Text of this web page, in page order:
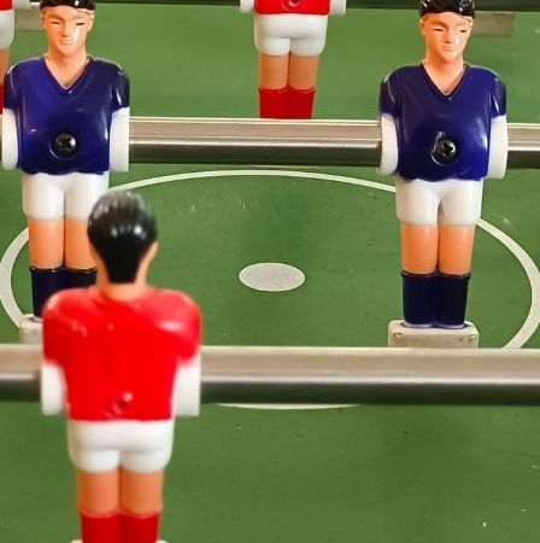
Camino Real Zaashila Huatulco
Pachuca
Camino Real Pachuca
Puebla
Quinta Real Puebla
Camino Real Puebla Angelopolis
San Luis Potosí
Real Inn San Luis Potosi
Tijuana
Real Inn Tijuana
Torreón
Real Inn Torreon
Quinta Real Zacatecas